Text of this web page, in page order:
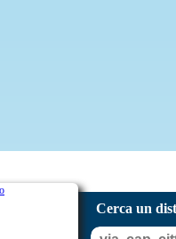
Cerca un